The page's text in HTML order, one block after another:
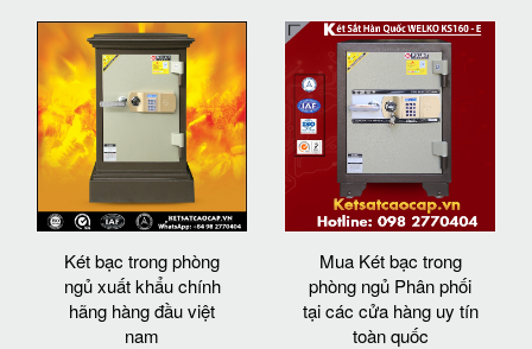
Két bạc trong phòng
ngủ xuất khẩu chính
hãng hàng đầu việt
nam
Mua Két bạc trong
phòng ngủ Phân phối
tại các cửa hàng uy tín
toàn quốc